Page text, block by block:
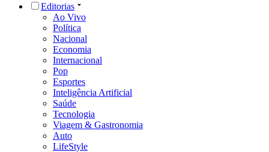
Editorias
Ao Vivo
Política
Nacional
Economia
Internacional
Pop
Esportes
Inteligência Artificial
Saúde
Tecnologia
Viagem & Gastronomia
Auto
LifeStyle